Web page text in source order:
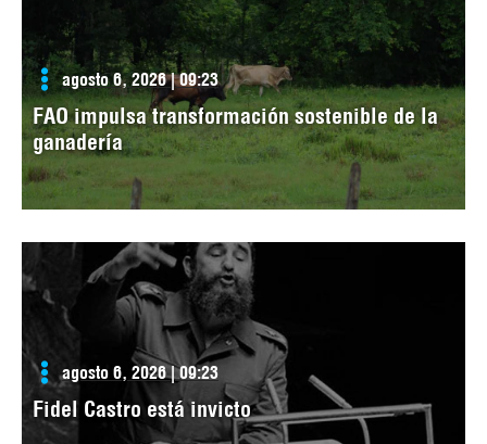
agosto 6, 2026 | 09:23
FAO impulsa transformación sostenible de la
ganadería
agosto 6, 2026 | 09:23
Fidel Castro está invicto